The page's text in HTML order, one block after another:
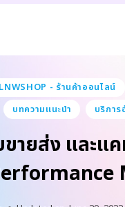
LNWSHOP - ร้านค้าออนไลน์
บทความแนะนำ บริการ
ายส่ง และ